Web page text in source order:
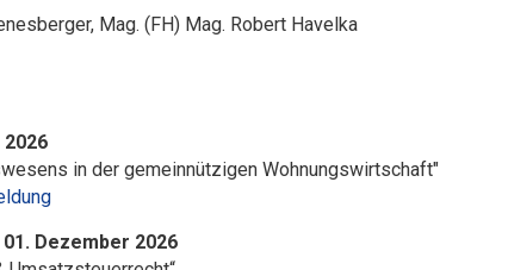
Mag. (FH) Mag. Robert Havelka
in der gemeinnützigen Wohnungswirtschaft"
Dezember 2026